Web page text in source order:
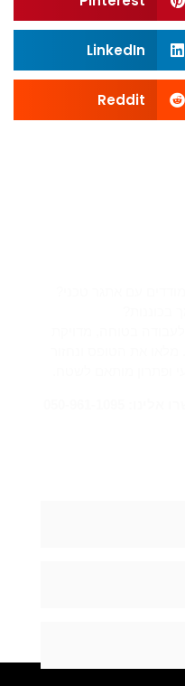
LinkedIn
Reddit